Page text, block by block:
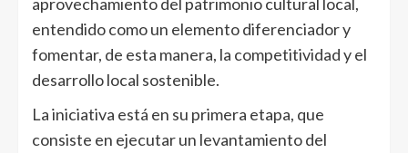
entendido como un elemento diferenciador y
fomentar, de esta manera, la competitividad y el
desarrollo local sostenible.
La iniciativa está en su primera etapa, que
consiste en ejecutar un levantamiento del